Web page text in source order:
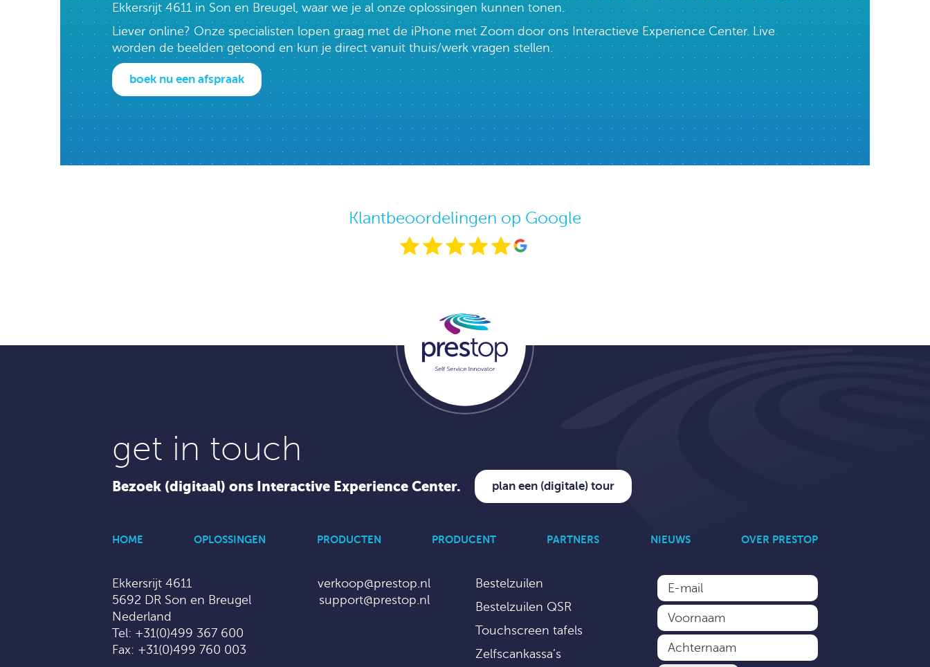
Ekkersrijt 4611 in Son en Breugel, waar we je al onze oplossingen kunnen tonen.
Liever online? Onze specialisten lopen graag met de iPhone met Zoom door ons Interactieve Experience Center. Live
worden de beelden getoond en kun je direct vanuit thuis/werk vragen stellen.
boek nu een afspraak
Klantbeoordelingen op Google
get in touch
Bezoek (digitaal) ons Interactive Experience Center. plan een (digitale) tour
HOME OPLOSSINGEN PRODUCTEN PRODUCENT PARTNERS NIEUWS OVER PRESTOP
Ekkersrijt 4611
5692 DR Son en Breugel
Nederland
Tel: +31(0)499 367 600
Fax: +31(0)499 760 003
verkoop@prestop.nl
support@prestop.nl
Bestelzuilen
Bestelzuilen QSR
Touchscreen tafels
Zelfscankassa’s